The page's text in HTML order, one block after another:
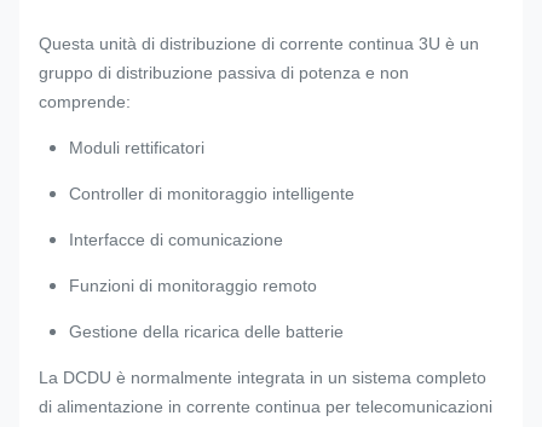
Questa unità di distribuzione di corrente continua 3U è un
gruppo di distribuzione passiva di potenza e non
comprende:
Moduli rettificatori
Controller di monitoraggio intelligente
Interfacce di comunicazione
Funzioni di monitoraggio remoto
Gestione della ricarica delle batterie
La DCDU è normalmente integrata in un sistema completo
di alimentazione in corrente continua per telecomunicazioni